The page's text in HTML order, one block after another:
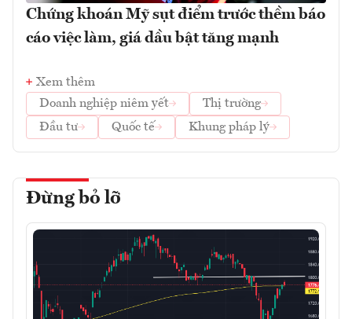
Chứng khoán Mỹ sụt điểm trước thềm báo
cáo việc làm, giá dầu bật tăng mạnh
Xem thêm
Doanh nghiệp niêm yết
Thị trường
Đầu tư
Quốc tế Khung pháp lý
Đừng bỏ lỡ